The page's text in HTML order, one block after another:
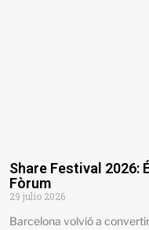
Share Festival 2026:
Fòrum
29 julio 2026
Barcelona volvió a